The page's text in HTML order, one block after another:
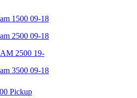
1500 09-18
2500 09-18
2500 19-
3500 09-18
Pickup